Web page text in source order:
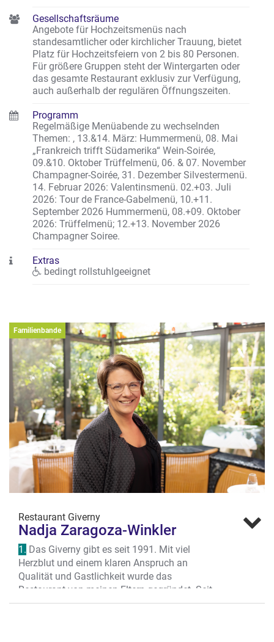
Gesellschaftsräume
Angebote für Hochzeitsmenüs nach
standesamtlicher oder kirchlicher Trauung, bietet
Platz für Hochzeitsfeiern von 2 bis 80 Personen.
Für größere Gruppen steht der Wintergarten oder
das gesamte Restaurant exklusiv zur Verfügung,
auch außerhalb der regulären Öffnungszeiten.
Programm
Regelmäßige Menüabende zu wechselnden
Themen: , 13.&14. März: Hummermenü, 08. Mai
„Frankreich trifft Südamerika“ Wein-Soirée,
09.&10. Oktober Trüffelmenü, 06. & 07. November
Champagner-Soirée, 31. Dezember Silvestermenü.
14. Februar 2026: Valentinsmenü. 02.+03. Juli
2026: Tour de France-Gabelmenü, 10.+11.
September 2026 Hummermenü, 08.+09. Oktober
2026: Trüffelmenü; 12.+13. November 2026
Champagner Soiree.
Extras
bedingt rollstuhlgeeignet
Familienbande
Restaurant Giverny
Nadja Zaragoza-Winkler
1. Das Giverny gibt es seit 1991. Mit viel
Herzblut und einem klaren Anspruch an
Qualität und Gastlichkeit wurde das
Restaurant von meinen Eltern gegründet. Seit
2017 bin ich, die Tochter des Hauses,